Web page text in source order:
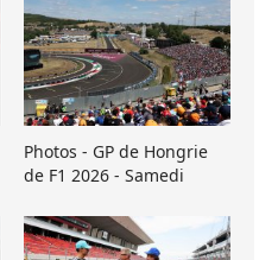
Photos - GP de Hongrie
de F1 2026 - Samedi